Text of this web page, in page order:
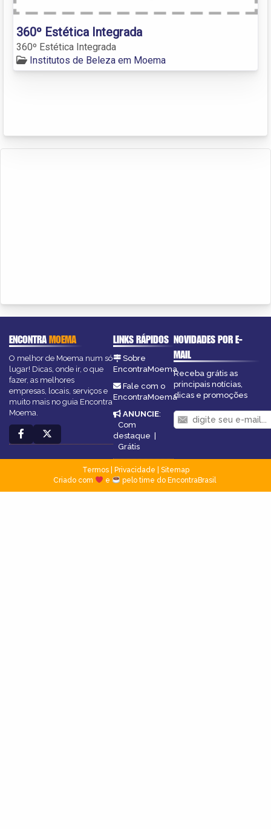
360º Estética Integrada
360º Estética Integrada
Institutos de Beleza em Moema
ENCONTRAMOEMA
O melhor de Moema num só
lugar! Dicas, onde ir, o que
fazer, as melhores
empresas, locais, serviços e
muito mais no guia Encontra
Moema.
LINKS RÁPIDOS
Sobre
EncontraMoema
Fale com o
EncontraMoema
ANUNCIE:
Com
destaque |
Grátis
NOVIDADES POR E-
MAIL
Receba grátis as
principais notícias,
dicas e promoções
Termos| Privacidade
Sitemap
Criado com
e pelo time do EncontraBrasil